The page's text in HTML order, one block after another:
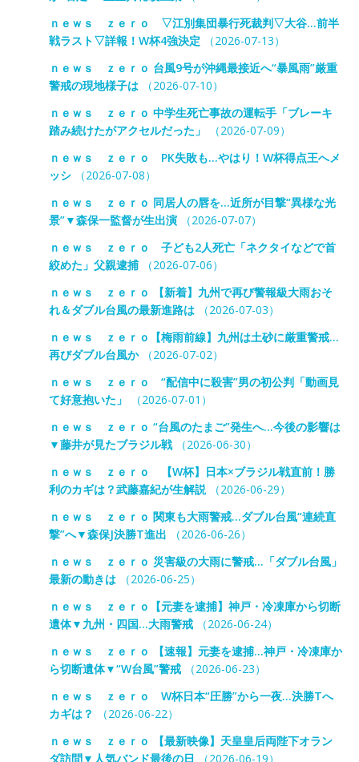
ｎｅｗｓ ｚｅｒｏ ▽江別集団暴行死裁判▽大谷…前半
戦ラスト▽詳報！W杯4強決定 （2026-07-13）
ｎｅｗｓ ｚｅｒｏ 台風9号が沖縄最接近へ“暴風雨”厳重
警戒の現地様子は（2026-07-10）
ｎｅｗｓ ｚｅｒｏ 中学生死亡事故の運転手「ブレーキ
踏み続けたがアクセルだった」
（2026-07-09）
ｎｅｗｓ ｚｅｒｏ PK失敗も…やはり！W杯得点王へメ
ッシ（2026-07-08）
ｎｅｗｓ ｚｅｒｏ 同居人の唇を…近所が目撃“異様な光
景”▼森保一監督が生出演（2026-07-07）
ｎｅｗｓ ｚｅｒｏ 子ども2人死亡「ネクタイなどで首
絞めた」父親逮捕（2026-07-06）
ｎｅｗｓ ｚｅｒｏ 【新着】九州で再び警報級大雨おそ
れ＆ダブル台風の最新進路は（2026-07-03）
ｎｅｗｓ ｚｅｒｏ【梅雨前線】九州は土砂に厳重警戒…
再びダブル台風か（2026-07-02）
ｎｅｗｓ ｚｅｒｏ “配信中に殺害”男の初公判「動画見
て好意抱いた」
（2026-07-01）
ｎｅｗｓ ｚｅｒｏ “台風のたまご”発生へ…今後の影響は
▼藤井が見たブラジル戦（2026-06-30）
ｎｅｗｓ ｚｅｒｏ 【W杯】日本×ブラジル戦直前！勝
利のカギは？武藤嘉紀が生解説（2026-06-29）
ｎｅｗｓ ｚｅｒｏ 関東も大雨警戒…ダブル台風“連続直
撃”へ▼森保J決勝T進出 （2026-06-26）
ｎｅｗｓ ｚｅｒｏ 災害級の大雨に警戒…「ダブル台風」
最新の動きは（2026-06-25）
ｎｅｗｓ ｚｅｒｏ【元妻を逮捕】神戸・冷凍庫から切断
遺体▼九州・四国…大雨警戒（2026-06-24）
ｎｅｗｓ ｚｅｒｏ 【速報】元妻を逮捕…神戸・冷凍庫か
ら切断遺体▼“W台風”警戒（2026-06-23）
ｎｅｗｓ ｚｅｒｏ W杯日本“圧勝”から一夜…決勝Tへ
カギは？
（2026-06-22）
ｎｅｗｓ ｚｅｒｏ 【最新映像】天皇皇后両陛下オラン
ダ訪問▼人気バンド最後の日 （2026-06-19）